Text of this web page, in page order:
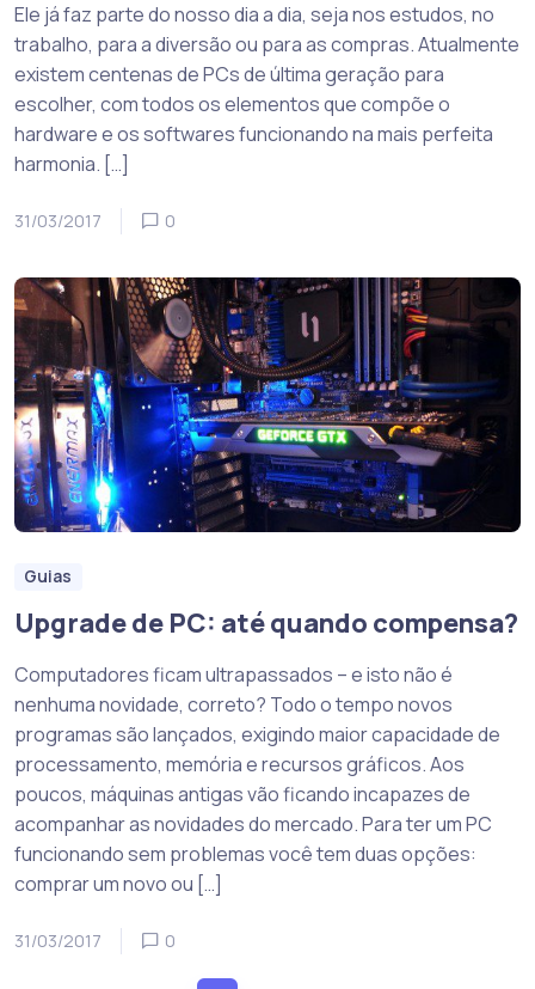
Ele já faz parte do nosso dia a dia, seja nos estudos, no
trabalho, para a diversão ou para as compras. Atualmente
existem centenas de PCs de última geração para
escolher, com todos os elementos que compõe o
hardware e os softwares funcionando na mais perfeita
harmonia. […]
31/03/2017 0
Guias
Upgrade de PC: até quando compensa?
Computadores ficam ultrapassados – e isto não é
nenhuma novidade, correto? Todo o tempo novos
programas são lançados, exigindo maior capacidade de
processamento, memória e recursos gráficos. Aos
poucos, máquinas antigas vão ficando incapazes de
acompanhar as novidades do mercado. Para ter um PC
funcionando sem problemas você tem duas opções:
comprar um novo ou […]
31/03/2017 0